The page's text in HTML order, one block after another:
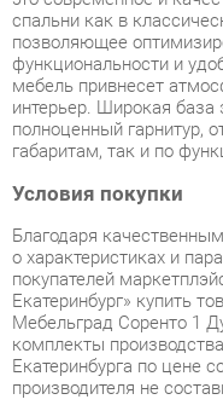
полноценный гарнитур,
габаритам, так и по
Условия покупки
Благодаря
о характеристиках и
покупателей
Мебельград Соренто 1
Екатеринбурга по цене
производителя не
Мы отправляем заказы в
ассортимента в наличии
получите не позднее48-
заказа. Дополнительно
и сборку мебельных